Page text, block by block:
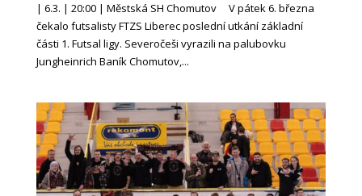
| 6.3. | 20:00 | Městská SH Chomutov V pátek 6. března
čekalo futsalisty FTZS Liberec poslední utkání základní
části 1. Futsal ligy. Severočeši vyrazili na palubovku
Jungheinrich Baník Chomutov,...